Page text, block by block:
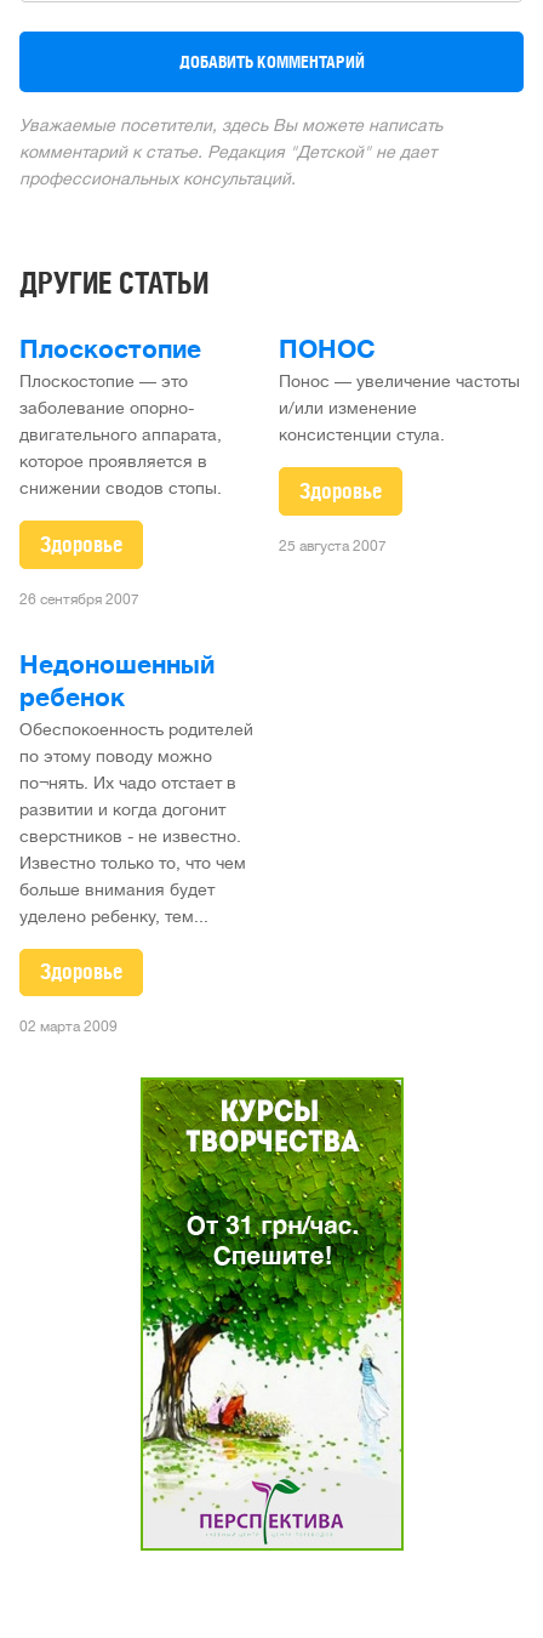
Уважаемые посетители, здесь Вы можете написать
комментарий к статье. Редакция "Детской" не дает
профессиональных консультаций.
ДРУГИЕ СТАТЬИ
Плоскостопие
Плоскостопие — это
заболевание опорно-
двигательного аппарата,
которое проявляется в
снижении сводов стопы.
Здоровье
26 сентября 2007
ПОНОС
Понос — увеличение частоты
и/или изменение
консистенции стула.
Здоровье
25 августа 2007
Недоношенный
ребенок
Обеспокоенность родителей
по этому поводу можно
по¬нять. Их чадо отстает в
развитии и когда догонит
сверстников - не известно.
Известно только то, что чем
больше внимания будет
уделено ребенку, тем...
Здоровье
02 марта 2009